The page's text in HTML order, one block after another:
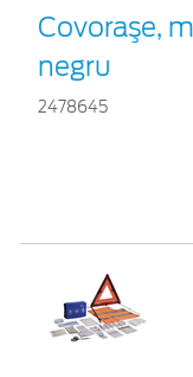
Covoraşe,
negru
2478645